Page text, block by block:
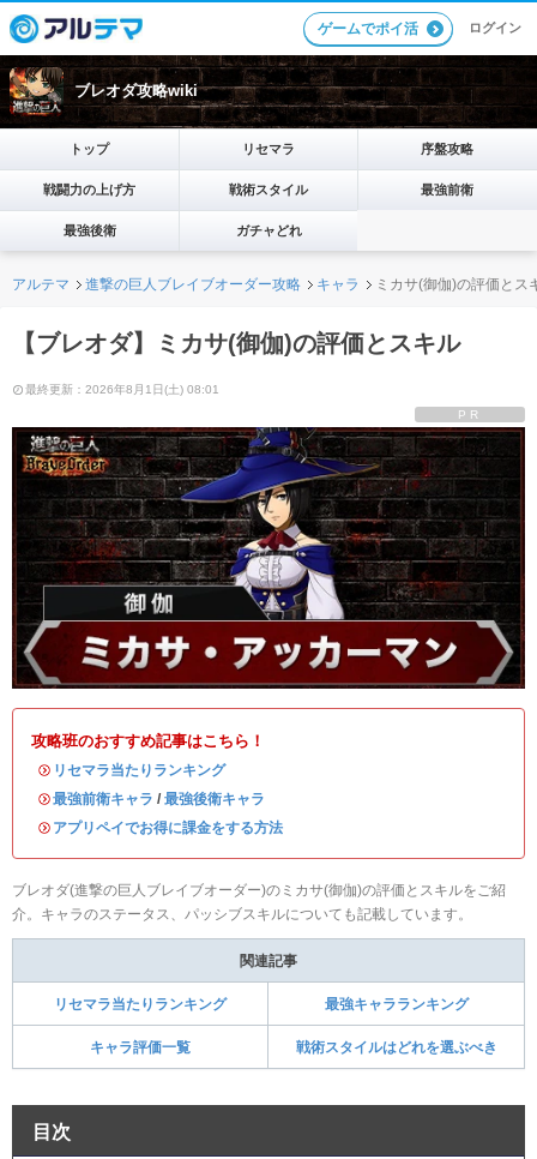
ゲームでポイ活 ログイン
ブレオダ攻略wiki
トップ リセマラ 序盤攻略
戦闘力の上げ方 戦術スタイル 最強前衛
最強後衛 ガチャどれ
アルテマ 進撃の巨人ブレイブオーダー攻略 キャラ ミカサ(御伽)の評価とス
【ブレオダ】ミカサ(御伽)の評価とスキル
最終更新：2026年8月1日(土) 08:01
PR
攻略班のおすすめ記事はこちら！
・ リセマラ当たりランキング
・最強前衛キャラ / 最強後衛キャラ
・ アプリペイでお得に課金をする方法
ブレオダ(進撃の巨人ブレイブオーダー)のミカサ(御伽)の評価とスキルをご紹
介。キャラのステータス、パッシブスキルについても記載しています。
関連記事
リセマラ当たりランキング 最強キャラランキング
キャラ評価一覧 戦術スタイルはどれを選ぶべき
目次